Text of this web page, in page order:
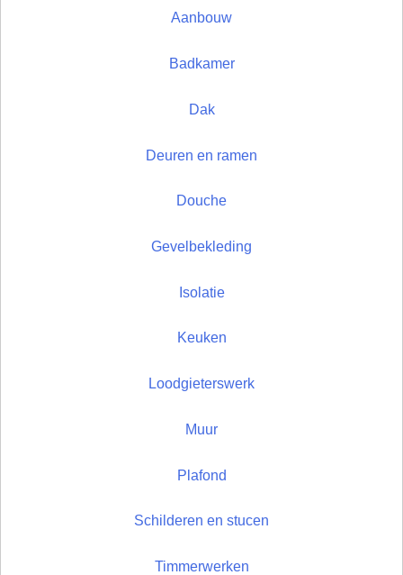
Aanbouw
Badkamer
Dak
Deuren en ramen
Douche
Gevelbekleding
Isolatie
Keuken
Loodgieterswerk
Muur
Plafond
Schilderen en stucen
Timmerwerken